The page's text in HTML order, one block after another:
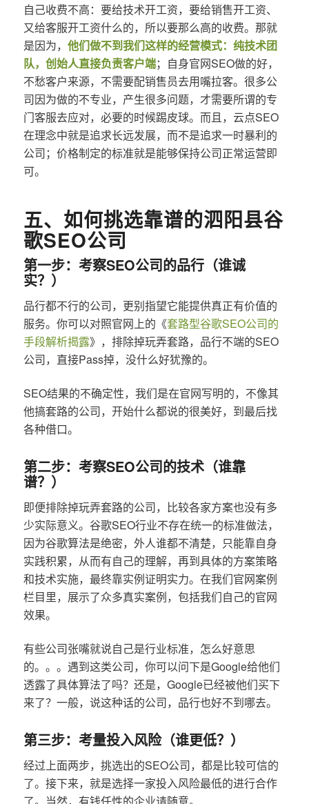
自己收费不高：要给技术开工资，要给销售开工资、
又给客服开工资什么的，所以要那么高的收费。那就
是因为， 他们做不到我们这样的经营模式：纯技术团
队，创始人直接负责客户端；自身官网SEO做的好，
不愁客户来源，不需要配销售员去用嘴拉客。很多公
司因为做的不专业，产生很多问题，才需要所谓的专
门客服去应对，必要的时候踢皮球。而且，云点SEO
在理念中就是追求长远发展，而不是追求一时暴利的
公司；价格制定的标准就是能够保持公司正常运营即
可。
五、如何挑选靠谱的泗阳县谷
歌SEO公司
第一步：考察SEO公司的品行（谁诚
实？）
品行都不行的公司，更别指望它能提供真正有价值的
服务。你可以对照官网上的《套路型谷歌SEO公司的
手段解析揭露》，排除掉玩弄套路，品行不端的SEO
公司，直接Pass掉，没什么好犹豫的。
SEO结果的不确定性，我们是在官网写明的，不像其
他搞套路的公司，开始什么都说的很美好，到最后找
各种借口。
第二步：考察SEO公司的技术（谁靠
谱？）
即便排除掉玩弄套路的公司，比较各家方案也没有多
少实际意义。谷歌SEO行业不存在统一的标准做法，
因为谷歌算法是绝密，外人谁都不清楚，只能靠自身
实践积累，从而有自己的理解，再到具体的方案策略
和技术实施，最终靠实例证明实力。在我们官网案例
栏目里，展示了众多真实案例，包括我们自己的官网
效果。
有些公司张嘴就说自己是行业标准，怎么好意思
的。。。遇到这类公司，你可以问下是Google给他们
透露了具体算法了吗？还是，Google已经被他们买下
来了？一般，说这种话的公司，品行也好不到哪去。
第三步：考量投入风险（谁更低？）
经过上面两步，挑选出的SEO公司，都是比较可信的
了。接下来，就是选择一家投入风险最低的进行合作